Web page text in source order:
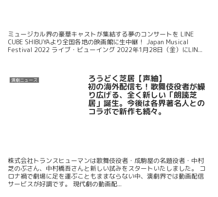
ミュージカル界の豪華キャストが集結する夢のコンサートを LINE
CUBE SHIBUYAより全国各地の映画館に生中継！ Japan Musical
Festival 2022 ライブ・ビューイング 2022年1月28日（金）にLIN...
演劇ニュース ろうどく芝居【声紬】
初の海外配信も！歌舞伎役者が繰
り広げる、全く新しい「朗読芝
居」誕生。今後は各界著名人との
コラボで新作も続々。
株式会社トランスヒューマンは歌舞伎役者・成駒屋の名題役者・中村
芝のぶさん、中村橋吾さんと新しい試みをスタートいたしました。 コ
ロナ禍で劇場に足を運ぶこともままならない中、演劇界では動画配信
サービスが好調です。 現代劇の動画配...